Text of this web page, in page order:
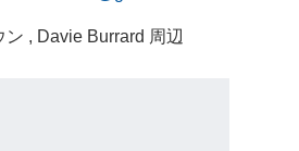
ン , Davie Burrard 周辺